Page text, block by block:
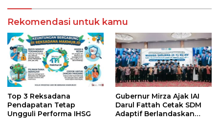
SDM
Rekomendasi untuk kamu
Top 3 Reksadana
Pendapatan Tetap
Ungguli Performa IHSG
Gubernur Mirza Ajak IAI
Darul Fattah Cetak SDM
Adaptif Berlandaskan